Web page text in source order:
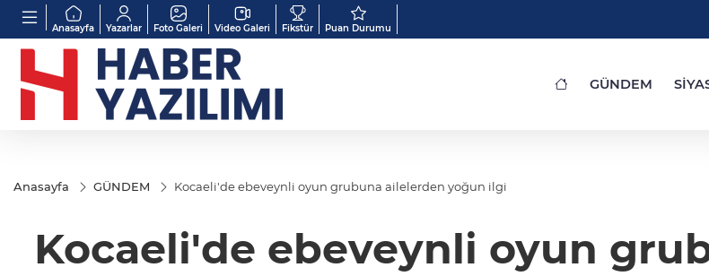
Anasayfa Yazarlar Foto Galeri Video Galeri Fikstür Puan Durumu
GÜNDEM
Anasayfa GÜNDEM Kocaeli'de ebeveynli oyun grubuna ailelerden yoğun ilgi
Kocaeli'de ebeveynli oyun